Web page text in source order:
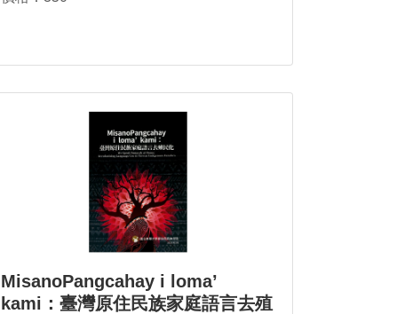
MisanoPangcahay i loma’
kami：臺灣原住民族家庭語言去殖